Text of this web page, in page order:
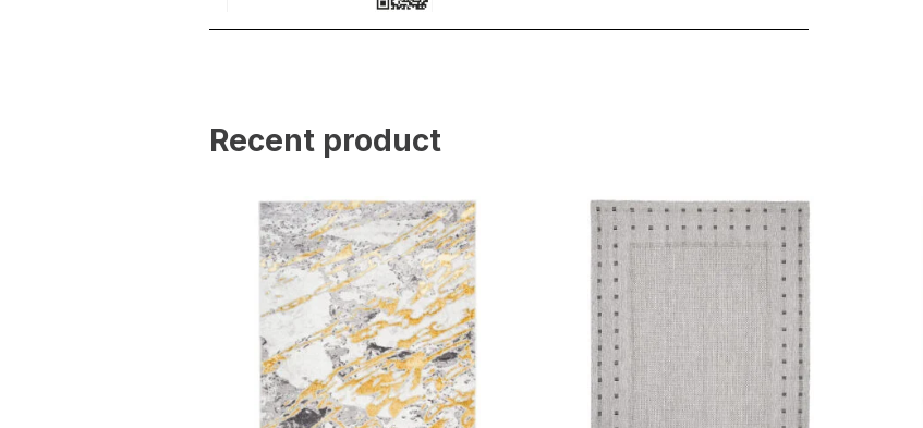
Recent product
Statistik
Marketing
Marketing-Cookies werden verwendet, um Benutzer über Websites hinweg zu
anzuzeigen, die für den einzelnen Benutzer relevant und ansprechend sind und somit
Werbetreibende Dritter sind.
Nicht kategorisiert.
Andere nicht kategorisierte Cookies sind solche, die analysiert werden und noch
Alle ablehnen Meine Einstellungen speichern